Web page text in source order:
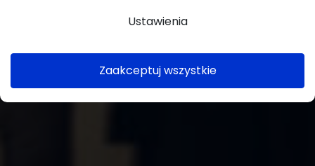
Ustawienia
Zaakceptuj wszystkie